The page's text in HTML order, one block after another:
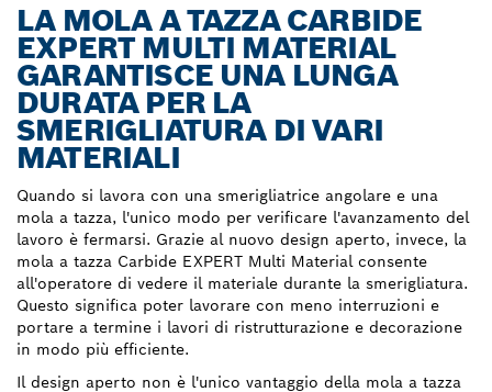
LA MOLA A TAZZA CARBIDE
EXPERT MULTI MATERIAL
GARANTISCE UNA LUNGA
DURATA PER LA
SMERIGLIATURA DI VARI
MATERIALI
Quando si lavora con una smerigliatrice angolare e una
mola a tazza, l'unico modo per verificare l'avanzamento del
lavoro è fermarsi. Grazie al nuovo design aperto, invece, la
mola a tazza Carbide EXPERT Multi Material consente
all'operatore di vedere il materiale durante la smerigliatura.
Questo significa poter lavorare con meno interruzioni e
portare a termine i lavori di ristrutturazione e decorazione
in modo più efficiente.
Il design aperto non è l'unico vantaggio della mola a tazza